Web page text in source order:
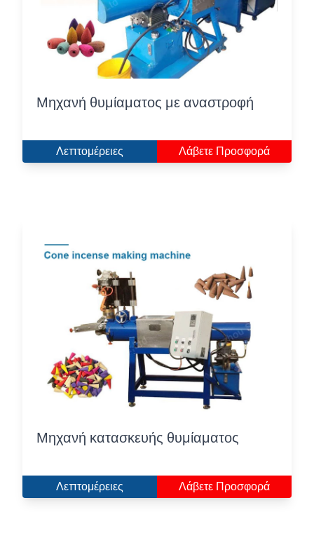
Μηχανή θυμίαματος με αναστροφή
Λεπτομέρειες Λάβετε Προσφορά
Μηχανή κατασκευής θυμίαματος
Λεπτομέρειες Λάβετε Προσφορά